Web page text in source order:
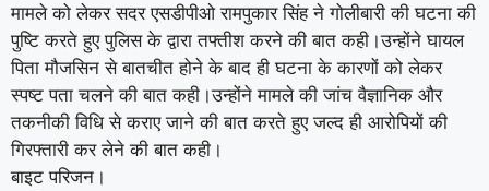
मामले को लेकर सदर एसडीपीओ रामपुकार सिंह ने गोलीबारी की घटना की
पुष्टि करते हुए पुलिस के द्वारा तफ्तीश करने की बात कही।उन्होंने घायल
पिता मौजसिन से बातचीत होने के बाद ही घटना के कारणों को लेकर
स्पष्ट पता चलने की बात कही।उन्होंने मामले की जांच वैज्ञानिक और
तकनीकी विधि से कराए जाने की बात करते हुए जल्द ही आरोपियों की
गिरफ्तारी कर लेने की बात कही।
बाइट परिजन।